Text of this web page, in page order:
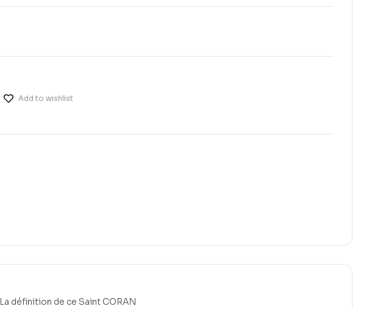
Add to wishlist
La définition de ce Saint CORAN